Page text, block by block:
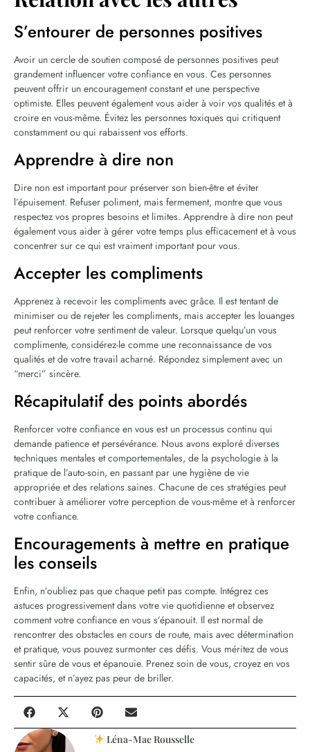
S’entourer de personnes positives
Avoir un cercle de soutien composé de personnes positives peut
grandement influencer votre confiance en vous. Ces personnes
peuvent offrir un encouragement constant et une perspective
optimiste. Elles peuvent également vous aider à voir vos qualités et à
croire en vous-même. Évitez les personnes toxiques qui critiquent
constamment ou qui rabaissent vos efforts.
Apprendre à dire non
Dire non est important pour préserver son bien-être et éviter
l’épuisement. Refuser poliment, mais fermement, montre que vous
respectez vos propres besoins et limites. Apprendre à dire non peut
également vous aider à gérer votre temps plus efficacement et à vous
concentrer sur ce qui est vraiment important pour vous.
Accepter les compliments
Apprenez à recevoir les compliments avec grâce. Il est tentant de
minimiser ou de rejeter les compliments, mais accepter les louanges
peut renforcer votre sentiment de valeur. Lorsque quelqu’un vous
complimente, considérez-le comme une reconnaissance de vos
qualités et de votre travail acharné. Répondez simplement avec un
“merci” sincère.
Récapitulatif des points abordés
Renforcer votre confiance en vous est un processus continu qui
demande patience et persévérance. Nous avons exploré diverses
techniques mentales et comportementales, de la psychologie à la
pratique de l’auto-soin, en passant par une hygiène de vie
appropriée et des relations saines. Chacune de ces stratégies peut
contribuer à améliorer votre perception de vous-même et à renforcer
votre confiance.
Encouragements à mettre en pratique
les conseils
Enfin, n’oubliez pas que chaque petit pas compte. Intégrez ces
astuces progressivement dans votre vie quotidienne et observez
comment votre confiance en vous s’épanouit. Il est normal de
rencontrer des obstacles en cours de route, mais avec détermination
et pratique, vous pouvez surmonter ces défis. Vous méritez de vous
sentir sûre de vous et épanouie. Prenez soin de vous, croyez en vos
capacités, et n’ayez pas peur de briller.
Léna-Mae Rousselle